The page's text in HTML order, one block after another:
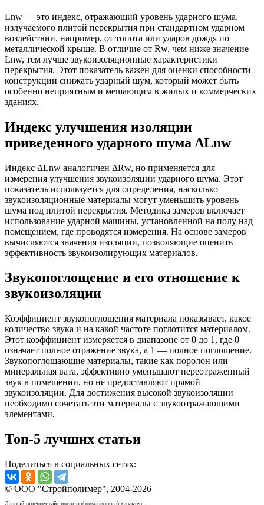
Lnw — это индекс, отражающий уровень ударного шума,
излучаемого плитой перекрытия при стандартном ударном
воздействии, например, от топота или ударов дождя по
металлической крыше. В отличие от Rw, чем ниже значение
Lnw, тем лучше звукоизоляционные характеристики
перекрытия. Этот показатель важен для оценки способности
конструкции снижать ударный шум, который может быть
особенно неприятным и мешающим в жилых и коммерческих
зданиях​​.
Индекс улучшения изоляции
приведенного ударного шума ΔLnw
Индекс ΔLnw аналогичен ΔRw, но применяется для
измерения улучшения звукоизоляции ударного шума. Этот
показатель используется для определения, насколько
звукоизоляционные материалы могут уменьшить уровень
шума под плитой перекрытия. Методика замеров включает
использование ударной машины, установленной на полу над
помещением, где проводятся измерения. На основе замеров
вычисляются значения изоляции, позволяющие оценить
эффективность звукоизолирующих материалов.
Звукопоглощение и его отношение к
звукоизоляции
Коэффициент звукопоглощения материала показывает, какое
количество звука и на какой частоте поглотится материалом.
Этот коэффициент измеряется в диапазоне от 0 до 1, где 0
означает полное отражение звука, а 1 — полное поглощение.
Звукопоглощающие материалы, такие как поролон или
минеральная вата, эффективно уменьшают переотраженный
звук в помещении, но не предоставляют прямой
звукоизоляции. Для достижения высокой звукоизоляции
необходимо сочетать эти материалы с звукоотражающими
элементами.
Топ-5 лучших статьи
Поделиться в социальных сетях:
© ООО "Стройполимер", 2004-2026
Данный интернет-сайт носит информационный характер